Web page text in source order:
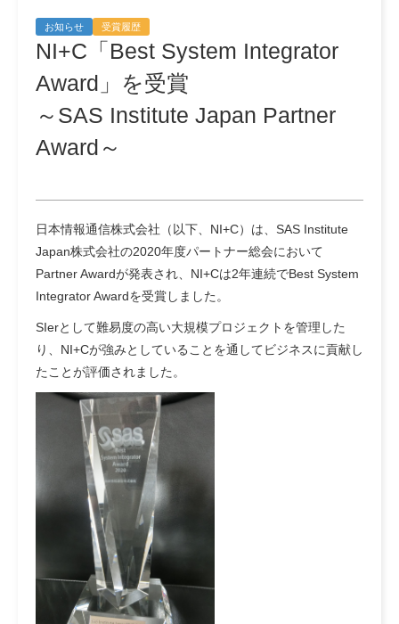
お知らせ 受賞履歴
NI+C「Best System Integrator
Award」を受賞
～SAS Institute Japan Partner
Award～
日本情報通信株式会社（以下、NI+C）は、SAS Institute
Japan株式会社の2020年度パートナー総会において
Partner Awardが発表され、NI+Cは2年連続でBest System
Integrator Awardを受賞しました。
SIerとして難易度の高い大規模プロジェクトを管理した
り、NI+Cが強みとしていることを通してビジネスに貢献し
たことが評価されました。